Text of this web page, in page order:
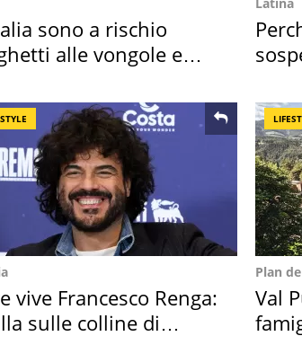
sono a rischio
alle vongole e
vive Francesco Renga:
sulle colline di
Plan
Val